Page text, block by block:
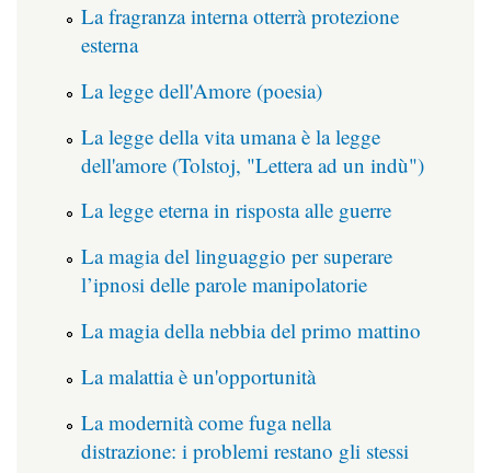
La fragranza interna otterrà protezione
esterna
La legge dell'Amore (poesia)
La legge della vita umana è la legge
dell'amore (Tolstoj, "Lettera ad un indù")
La legge eterna in risposta alle guerre
La magia del linguaggio per superare
l’ipnosi delle parole manipolatorie
La magia della nebbia del primo mattino
La malattia è un'opportunità
La modernità come fuga nella
distrazione: i problemi restano gli stessi